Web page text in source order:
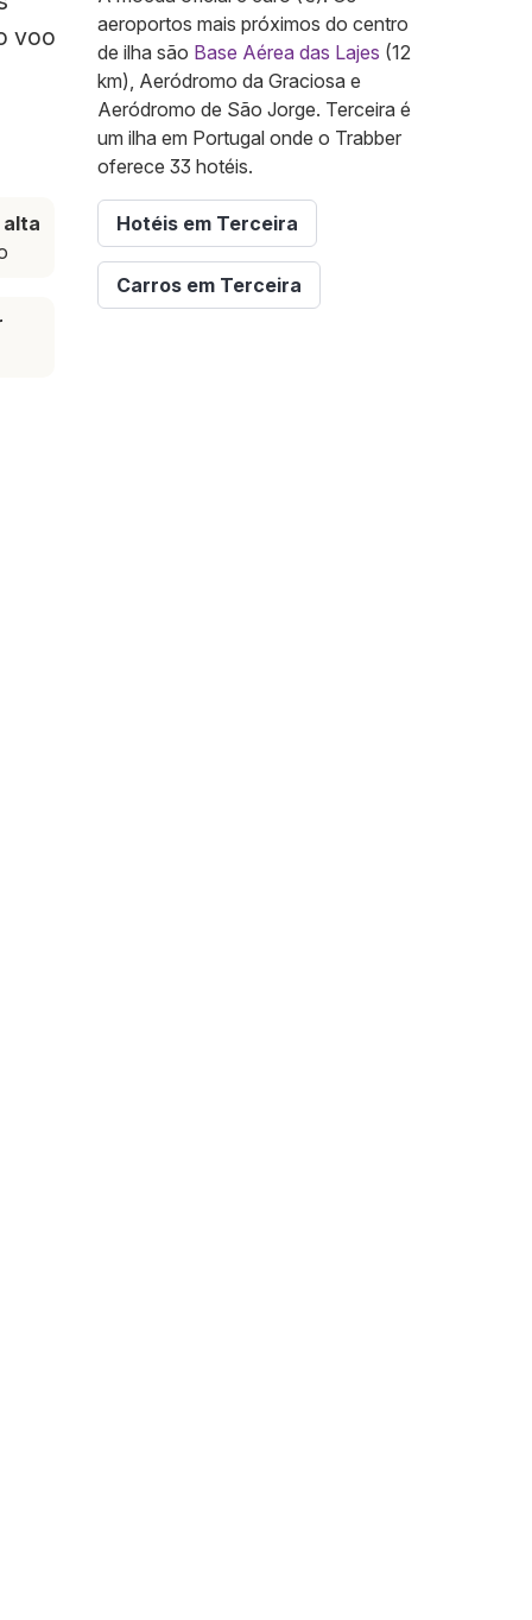
voo
alta
aeroportos mais próximos do centro
de ilha são Base Aérea das Lajes (12
km), Aeródromo da Graciosa e
Aeródromo de São Jorge. Terceira é
um ilha em Portugal onde o Trabber
oferece 33 hotéis.
Hotéis em Terceira
Carros em Terceira